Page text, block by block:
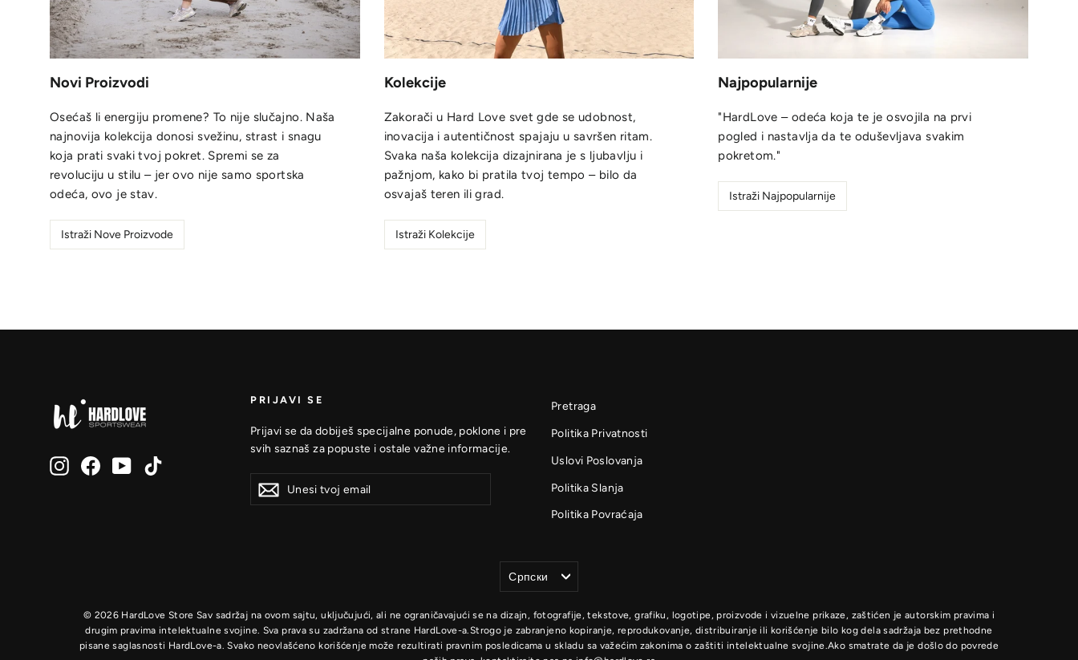
Novi Proizvodi
Osećaš li energiju promene? To nije slučajno. Naša
najnovija kolekcija donosi svežinu, strast i snagu
koja prati svaki tvoj pokret. Spremi se za
revoluciju u stilu – jer ovo nije samo sportska
odeća, ovo je stav.
Istraži Nove Proizvode
Kolekcije
Zakorači u Hard Love svet gde se udobnost,
inovacija i autentičnost spajaju u savršen ritam.
Svaka naša kolekcija dizajnirana je s ljubavlju i
pažnjom, kako bi pratila tvoj tempo – bilo da
osvajaš teren ili grad.
Istraži Kolekcije
Najpopularnije
"HardLove – odeća koja te je osvojila na prvi
pogled i nastavlja da te oduševljava svakim
pokretom."
Istraži Najpopularnije
InstagramFacebookYouTube
PRIJAVI SE
Prijavi se da dobiješ specijalne ponude, poklone i pre
svih saznaš za popuste i ostale važne informacije.
tvoj
se
Prijavi
se
Pretraga
Politika Privatnosti
Uslovi Poslovanja
Politika Slanja
Politika Povraćaja
Jezik
Српски
© 2026 HardLove Store Sav sadržaj na ovom sajtu, uključujući, ali ne ograničavajući se na dizajn, fotografije, tekstove, grafiku, logotipe, proizvode i vizuelne prikaze, zaštićen je autorskim pravima i
drugim pravima intelektualne svojine. Sva prava su zadržana od strane HardLove-a.Strogo je zabranjeno kopiranje, reprodukovanje, distribuiranje ili korišćenje bilo kog dela sadržaja bez prethodne
pisane saglasnosti HardLove-a. Svako neovlašćeno korišćenje može rezultirati pravnim posledicama u skladu sa važećim zakonima o zaštiti intelektualne svojine.Ako smatrate da je došlo do povrede